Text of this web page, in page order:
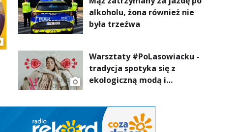
alkoholu, żona również nie
była trzeźwa
Warsztaty #PoLasowiacku -
tradycja spotyka się z
ekologiczną modą i